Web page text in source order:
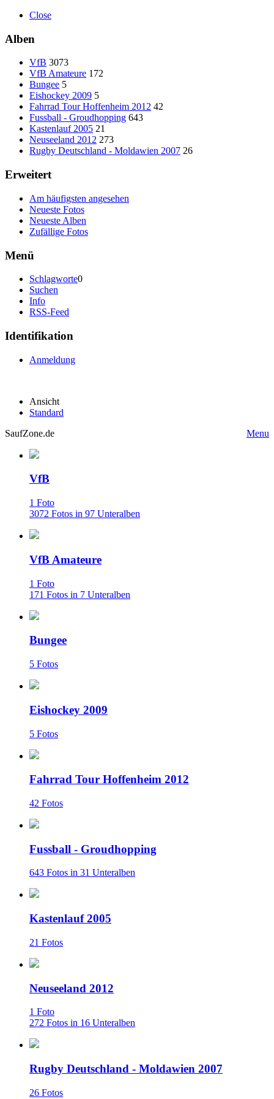
Close
Alben
VfB 3073
VfB Amateure 172
Bungee 5
Eishockey 2009 5
Fahrrad Tour Hoffenheim 2012 42
Fussball - Groudhopping 643
Kastenlauf 2005 21
Neuseeland 2012 273
Rugby Deutschland - Moldawien 2007 26
Erweitert
Am häufigsten angesehen
Neueste Fotos
Neueste Alben
Zufällige Fotos
Menü
Schlagworte0
Suchen
Info
RSS-Feed
Identifikation
Anmeldung
Ansicht
Standard
SaufZone.de
Menu
VfB
1 Foto
3072 Fotos in 97 Unteralben
VfB Amateure
1 Foto
171 Fotos in 7 Unteralben
Bungee
5 Fotos
Eishockey 2009
5 Fotos
Fahrrad Tour Hoffenheim 2012
42 Fotos
Fussball - Groudhopping
643 Fotos in 31 Unteralben
Kastenlauf 2005
21 Fotos
Neuseeland 2012
1 Foto
272 Fotos in 16 Unteralben
Rugby Deutschland - Moldawien 2007
26 Fotos